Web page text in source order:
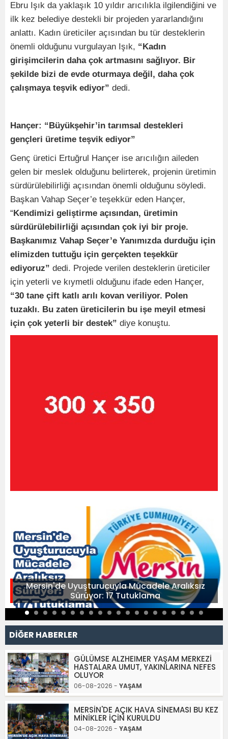
Ebru Işık da yaklaşık 10 yıldır arıcılıkla ilgilendiğini ve
ilk kez belediye destekli bir projeden yararlandığını
anlattı. Kadın üreticiler açısından bu tür desteklerin
önemli olduğunu vurgulayan Işık, “Kadın
girişimcilerin daha çok artmasını sağlıyor. Bir
şekilde bizi de evde oturmaya değil, daha çok
çalışmaya teşvik ediyor” dedi.
Hançer: “Büyükşehir’in tarımsal destekleri
gençleri üretime teşvik ediyor”
Genç üretici Ertuğrul Hançer ise arıcılığın aileden
gelen bir meslek olduğunu belirterek, projenin üretimin
sürdürülebilirliği açısından önemli olduğunu söyledi.
Başkan Vahap Seçer’e teşekkür eden Hançer,
“Kendimizi geliştirme açısından, üretimin
sürdürülebilirliği açısından çok iyi bir proje.
Başkanımız Vahap Seçer’e Yanımızda durduğu için
elimizden tuttuğu için gerçekten teşekkür
ediyoruz” dedi. Projede verilen desteklerin üreticiler
için yeterli ve kıymetli olduğunu ifade eden Hançer,
“30 tane çift katlı arılı kovan veriliyor. Polen
tuzaklı. Bu zaten üreticilerin bu işe meyil etmesi
için çok yeterli bir destek” diye konuştu.
Mersin'de Uyuşturucuyla Mücadele Aralıksız
Sürüyor: 17 Tutuklama
DİĞER HABERLER
GÜLÜMSE ALZHEIMER YAŞAM MERKEZİ
HASTALARA UMUT, YAKINLARINA NEFES
OLUYOR
06-08-2026 - YAŞAM
MERSİN'DE AÇIK HAVA SİNEMASI BU KEZ
MİNİKLER İÇİN KURULDU
04-08-2026 - YAŞAM